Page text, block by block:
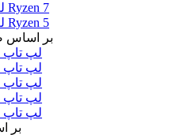
لپ تاپ Ryzen 7
لپ تاپ Ryzen 5
بر اساس
لپ تاپ 17 اینچ
لپ تاپ 16 اینچ
لپ تاپ 15 اینچ
لپ تاپ 14 اینچ
لپ تاپ 13 اینچ
بر